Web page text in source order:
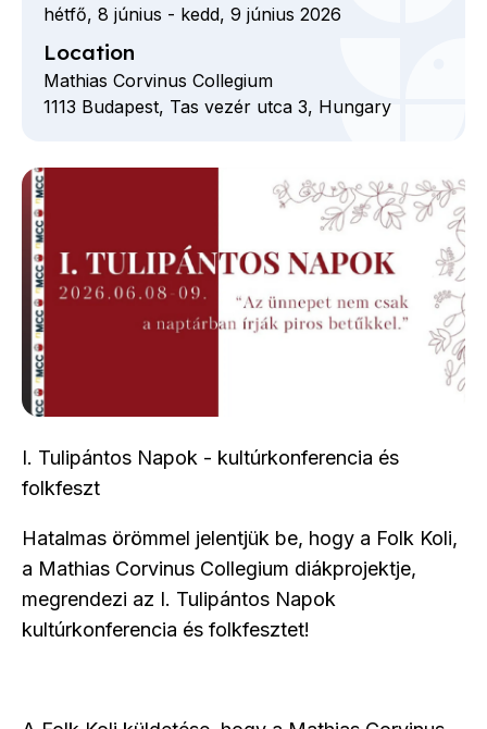
I. Tulipántos Napok - kultúrkonferencia és
folkfeszt
Hatalmas örömmel jelentjük be, hogy a Folk Koli,
a Mathias Corvinus Collegium diákprojektje,
megrendezi az I. Tulipántos Napok
kultúrkonferencia és folkfesztet!
hétfő, 8 június - kedd, 9 június 2026
Location
Mathias Corvinus Collegium
1113 Budapest, Tas vezér utca 3, Hungary